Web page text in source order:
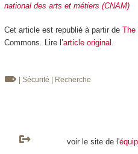
national des arts et métiers (CNAM)
Cet article est republié à partir de The
Commons. Lire l’article original .
| Sécurité | Recherche
voir le site de l'